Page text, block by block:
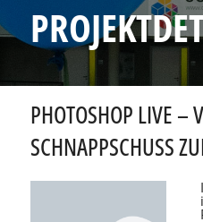
PHOTOSHOP LIVE –
SCHNAPPSCHUSS